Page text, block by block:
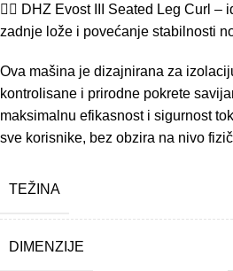
🏋️‍♂️ DHZ Evost III Seated Leg Curl –
zadnje lože i povećanje stabilnosti
Ova mašina je dizajnirana za
kontrolisane i prirodne pokrete
maksimalnu efikasnost i sigurnost
sve korisnike, bez obzira na nivo
TEŽINA
DIMENZIJE